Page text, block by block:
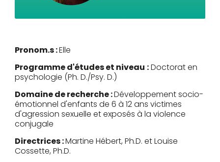
Pronom.s :Elle
Programme d'études et niveau :Doctorat en
psychologie (Ph. D./Psy. D.)
Domaine de recherche :Développement socio-
émotionnel d'enfants de 6 à 12 ans victimes
d'agression sexuelle et exposés à la violence
conjugale
Directrices :Martine Hébert, Ph.D. et Louise
Cossette, Ph.D.